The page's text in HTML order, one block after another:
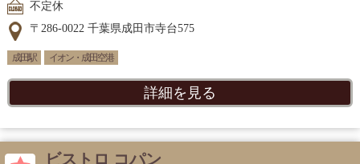
不定休
〒286-0022 千葉県成田市寺台575
成田駅 イオン・成田空港
詳細を見る
ビストロ コパン